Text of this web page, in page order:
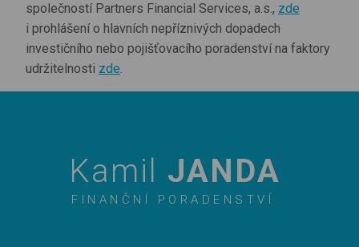
společností Partners Financial Services, a.s., zde
i prohlášení o hlavních nepříznivých dopadech
investičního nebo pojišťovacího poradenství na faktory
udržitelnosti zde.
Kamil JANDA
FINANČNÍ PORADENSTVÍ